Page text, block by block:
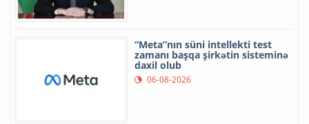
“Meta”nın süni intellekti test
zamanı başqa şirkətin sisteminə
daxil olub
06-08-2026